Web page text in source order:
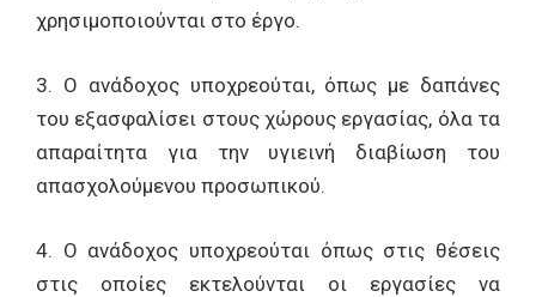
χρησιμοποιούνται στο έργο.
3. Ο ανάδοχος υποχρεούται, όπως με δαπάνες
του εξασφαλίσει στους χώρους εργασίας, όλα τα
απαραίτητα για την υγιεινή διαβίωση του
απασχολούμενου προσωπικού.
4. Ο ανάδοχος υποχρεούται όπως στις θέσεις
στις οποίες εκτελούνται οι εργασίες να